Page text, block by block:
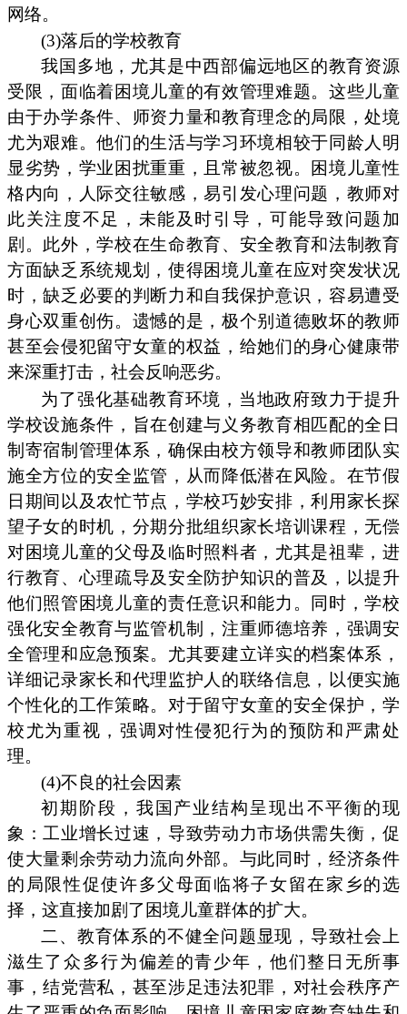
网络。
(3)落后的学校教育
我国多地，尤其是中西部偏远地区的教育资源
受限，面临着困境儿童的有效管理难题。这些儿童
由于办学条件、师资力量和教育理念的局限，处境
尤为艰难。他们的生活与学习环境相较于同龄人明
显劣势，学业困扰重重，且常被忽视。困境儿童性
格内向，人际交往敏感，易引发心理问题，教师对
此关注度不足，未能及时引导，可能导致问题加
剧。此外，学校在生命教育、安全教育和法制教育
方面缺乏系统规划，使得困境儿童在应对突发状况
时，缺乏必要的判断力和自我保护意识，容易遭受
身心双重创伤。遗憾的是，极个别道德败坏的教师
甚至会侵犯留守女童的权益，给她们的身心健康带
来深重打击，社会反响恶劣。
为了强化基础教育环境，当地政府致力于提升
学校设施条件，旨在创建与义务教育相匹配的全日
制寄宿制管理体系，确保由校方领导和教师团队实
施全方位的安全监管，从而降低潜在风险。在节假
日期间以及农忙节点，学校巧妙安排，利用家长探
望子女的时机，分期分批组织家长培训课程，无偿
对困境儿童的父母及临时照料者，尤其是祖辈，进
行教育、心理疏导及安全防护知识的普及，以提升
他们照管困境儿童的责任意识和能力。同时，学校
强化安全教育与监管机制，注重师德培养，强调安
全管理和应急预案。尤其要建立详实的档案体系，
详细记录家长和代理监护人的联络信息，以便实施
个性化的工作策略。对于留守女童的安全保护，学
校尤为重视，强调对性侵犯行为的预防和严肃处
理。
(4)不良的社会因素
初期阶段，我国产业结构呈现出不平衡的现
象：工业增长过速，导致劳动力市场供需失衡，促
使大量剩余劳动力流向外部。与此同时，经济条件
的局限性促使许多父母面临将子女留在家乡的选
择，这直接加剧了困境儿童群体的扩大。
二、教育体系的不健全问题显现，导致社会上
滋生了众多行为偏差的青少年，他们整日无所事
事，结党营私，甚至涉足违法犯罪，对社会秩序产